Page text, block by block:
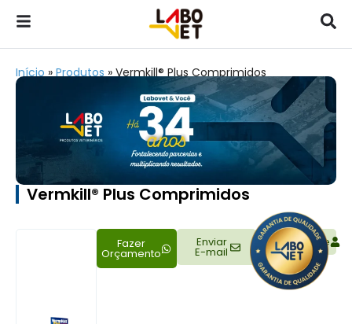
Início » Produtos » Vermkill® Plus Comprimidos
Vermkill® Plus Comprimidos
Fazer
Orçamento
Enviar
E-mail
Representante